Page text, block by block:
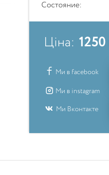
Состояние:
Ціна: 1250
Ми в facebook
Ми в instagram
Ми Вконтакте